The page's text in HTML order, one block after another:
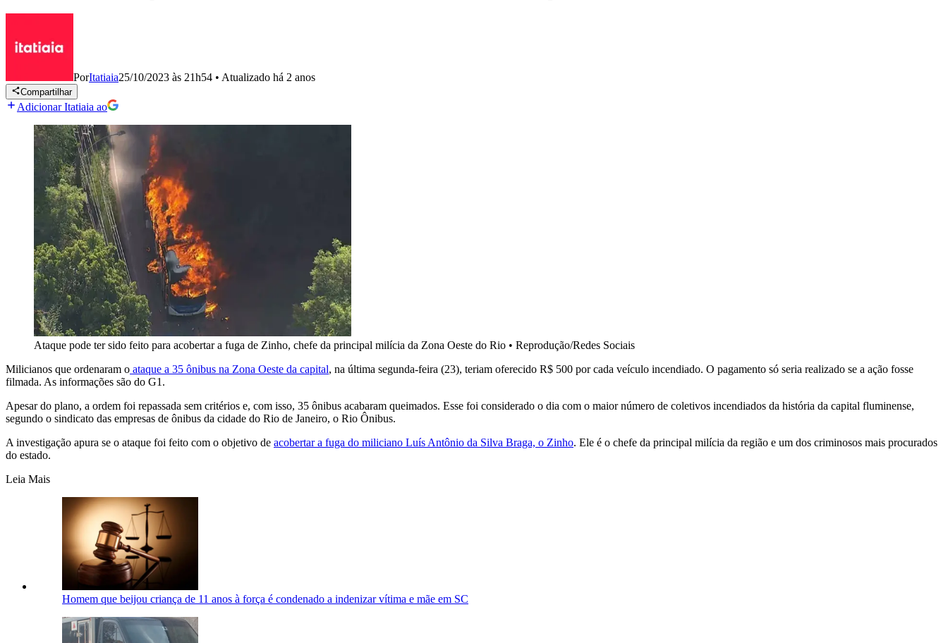
PorItatiaia25/10/2023 às 21h54 • Atualizado há 2 anos
Compartilhar
Adicionar Itatiaia ao
Ataque pode ter sido feito para acobertar a fuga de Zinho, chefe da principal milícia da Zona Oeste do Rio • Reprodução/Redes Sociais
Milicianos que ordenaram o ataque a 35 ônibus na Zona Oeste da capital, na última segunda-feira (23), teriam oferecido R$ 500 por cada veículo incendiado. O pagamento só seria realizado se a ação fosse
filmada. As informações são do G1.
Apesar do plano, a ordem foi repassada sem critérios e, com isso, 35 ônibus acabaram queimados. Esse foi considerado o dia com o maior número de coletivos incendiados da história da capital fluminense,
segundo o sindicato das empresas de ônibus da cidade do Rio de Janeiro, o Rio Ônibus.
A investigação apura se o ataque foi feito com o objetivo de acobertar a fuga do miliciano Luís Antônio da Silva Braga, o Zinho. Ele é o chefe da principal milícia da região e um dos criminosos mais procurados
do estado.
Leia Mais
Homem que beijou criança de 11 anos à força é condenado a indenizar vítima e mãe em SC